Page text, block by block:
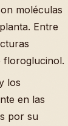
moléculas
Entre
floroglucinol.
los
en las
por su